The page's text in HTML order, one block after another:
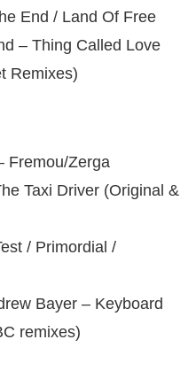
End / Land Of Free
– Thing Called Love
Remixes)
Fremou/Zerga
Taxi Driver (Original &
/ Primordial /
Bayer – Keyboard
remixes)